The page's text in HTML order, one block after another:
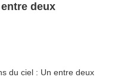
deux